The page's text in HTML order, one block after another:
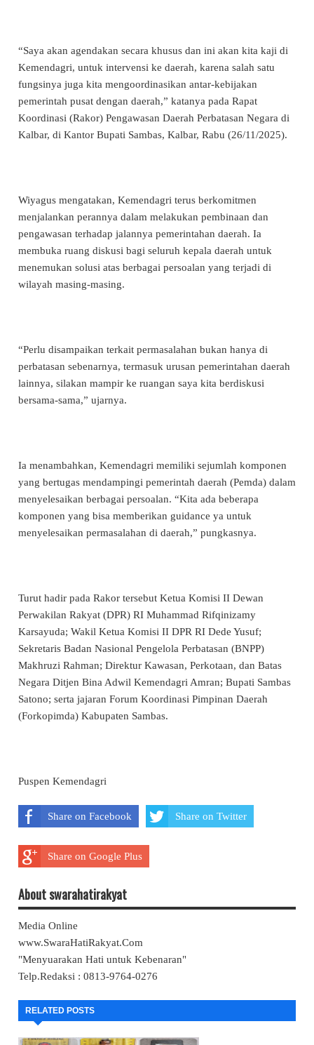
“Saya akan agendakan secara khusus dan ini akan kita kaji di
Kemendagri, untuk intervensi ke daerah, karena salah satu
fungsinya juga kita mengoordinasikan antar-kebijakan
pemerintah pusat dengan daerah,” katanya pada Rapat
Koordinasi (Rakor) Pengawasan Daerah Perbatasan Negara di
Kalbar, di Kantor Bupati Sambas, Kalbar, Rabu (26/11/2025).
Wiyagus mengatakan, Kemendagri terus berkomitmen
menjalankan perannya dalam melakukan pembinaan dan
pengawasan terhadap jalannya pemerintahan daerah. Ia
membuka ruang diskusi bagi seluruh kepala daerah untuk
menemukan solusi atas berbagai persoalan yang terjadi di
wilayah masing-masing.
“Perlu disampaikan terkait permasalahan bukan hanya di
perbatasan sebenarnya, termasuk urusan pemerintahan daerah
lainnya, silakan mampir ke ruangan saya kita berdiskusi
bersama-sama,” ujarnya.
Ia menambahkan, Kemendagri memiliki sejumlah komponen
yang bertugas mendampingi pemerintah daerah (Pemda) dalam
menyelesaikan berbagai persoalan. “Kita ada beberapa
komponen yang bisa memberikan guidance ya untuk
menyelesaikan permasalahan di daerah,” pungkasnya.
Turut hadir pada Rakor tersebut Ketua Komisi II Dewan
Perwakilan Rakyat (DPR) RI Muhammad Rifqinizamy
Karsayuda; Wakil Ketua Komisi II DPR RI Dede Yusuf;
Sekretaris Badan Nasional Pengelola Perbatasan (BNPP)
Makhruzi Rahman; Direktur Kawasan, Perkotaan, dan Batas
Negara Ditjen Bina Adwil Kemendagri Amran; Bupati Sambas
Satono; serta jajaran Forum Koordinasi Pimpinan Daerah
(Forkopimda) Kabupaten Sambas.
Puspen Kemendagri
Share on Facebook Share on Twitter
Share on Google Plus
About swarahatirakyat
Media Online
www.SwaraHatiRakyat.Com
"Menyuarakan Hati untuk Kebenaran"
Telp.Redaksi : 0813-9764-0276
RELATED POSTS